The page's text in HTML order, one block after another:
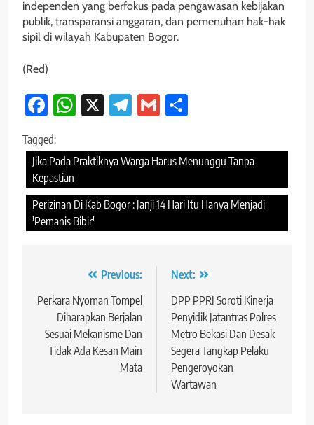
independen yang berfokus pada pengawasan kebijakan
publik, transparansi anggaran, dan pemenuhan hak-hak
sipil di wilayah Kabupaten Bogor.
(Red)
Facebook
WhatsApp
X Telegram
Gmail
Tagged:
Jika Pada Praktiknya Warga Harus Menunggu Tanpa
Kepastian
Perizinan Di Kab Bogor : Janji 14 Hari Itu Hanya Menjadi
'Pemanis Bibir'
Navigasi
pos
Previous:
Perkara Nyoman Tompel
Diharapkan Berjalan
Sesuai Mekanisme Dan
Tidak Ada Kesan Main
Mata
Next:
DPP PPRI Soroti Kinerja
Penyidik Jatantras Polres
Metro Bekasi Dan Desak
Segera Tangkap Pelaku
Pengeroyokan
Wartawan